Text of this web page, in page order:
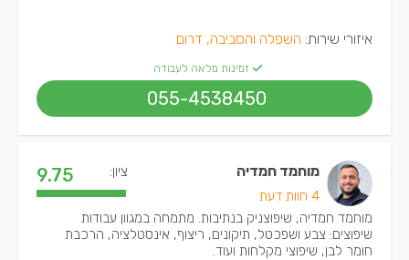
איזורי שירות: השפלה והסביבה, דרום
זמינות מלאה לעבודה
055-4538450
מוחמד חמדיה
4 חוות דעת
ציון: 9.75
מוחמד חמדיה, שיפוצניק בנתיבות. מתמחה במגוון עבודות
שיפוצים: צבע ושפכטל, תיקונים, ריצוף, אינסטלציה, הרכבת
חומר לבן, שיפוצי מקלחות ועוד.